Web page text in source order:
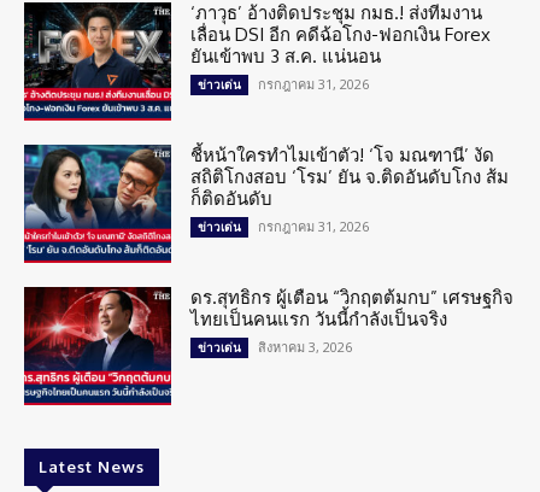
‘ภาวุธ’ อ้างติดประชุม กมธ.! ส่งทีมงาน
เลื่อน DSI อีก คดีฉ้อโกง-ฟอกเงิน Forex
ยันเข้าพบ 3 ส.ค. แน่นอน
ข่าวเด่น กรกฎาคม 31, 2026
ชี้หน้าใครทำไมเข้าตัว! ‘โจ มณฑานี’ งัด
สถิติโกงสอบ ‘โรม’ ยัน จ.ติดอันดับโกง ส้ม
ก็ติดอันดับ
ข่าวเด่น กรกฎาคม 31, 2026
ดร.สุทธิกร ผู้เตือน “วิกฤตต้มกบ” เศรษฐกิจ
ไทยเป็นคนแรก วันนี้กำลังเป็นจริง
ข่าวเด่น สิงหาคม 3, 2026
Latest News